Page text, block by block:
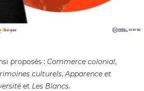
proposés : Commerce colonial,
culturels,Apparence et
et Les Blancs.